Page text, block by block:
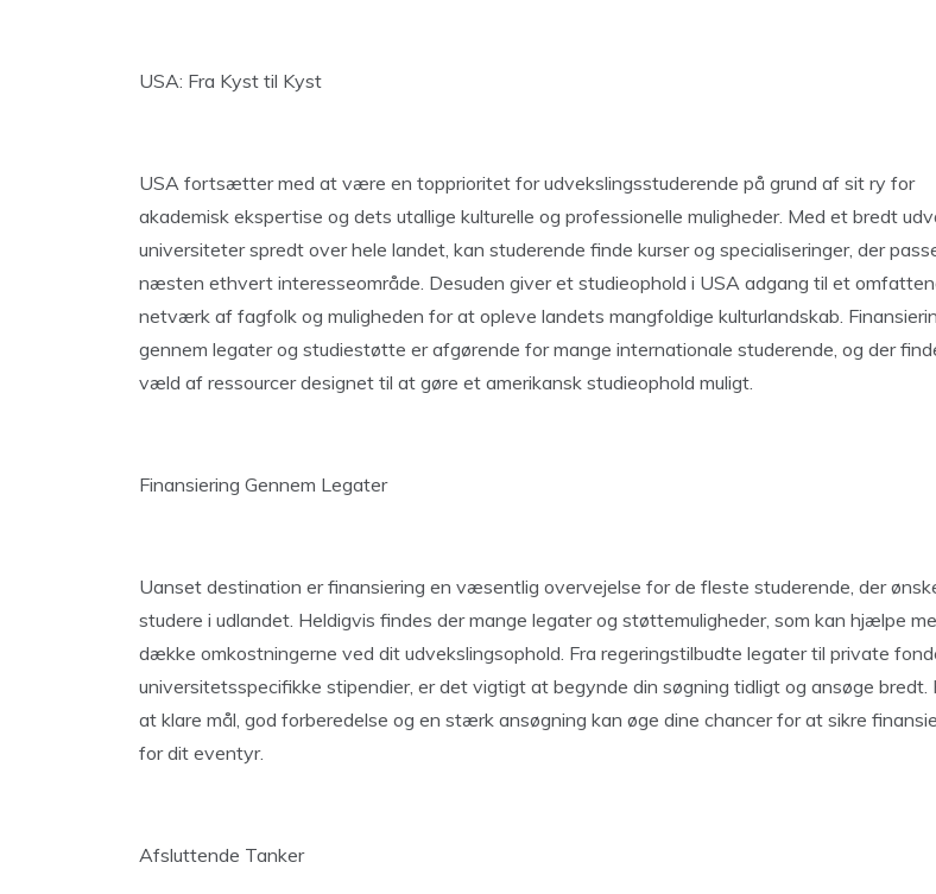
USA: Fra Kyst til Kyst
USA fortsætter med at være en topprioritet for udvekslingsstuderende på grund af sit ry for
akademisk ekspertise og dets utallige kulturelle og professionelle muligheder. Med et bredt
universiteter spredt over hele landet, kan studerende finde kurser og specialiseringer, der
næsten ethvert interesseområde. Desuden giver et studieophold i USA adgang til et
netværk af fagfolk og muligheden for at opleve landets mangfoldige kulturlandskab.
gennem legater og studiestøtte er afgørende for mange internationale studerende, og der
væld af ressourcer designet til at gøre et amerikansk studieophold muligt.
Finansiering Gennem Legater
Uanset destination er finansiering en væsentlig overvejelse for de fleste studerende, der
studere i udlandet. Heldigvis findes der mange legater og støttemuligheder, som kan hjælpe
dække omkostningerne ved dit udvekslingsophold. Fra regeringstilbudte legater til private
universitetsspecifikke stipendier, er det vigtigt at begynde din søgning tidligt og ansøge bredt.
at klare mål, god forberedelse og en stærk ansøgning kan øge dine chancer for at sikre
for dit eventyr.
Afsluttende Tanker